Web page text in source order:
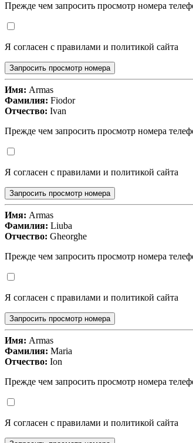
Прежде чем запросить просмотр номера
Я согласен с правилами и политикой сайта
Запросить просмотр номера
Имя: Armas
Фамилия: Fiodor
Отчество: Ivan
Прежде чем запросить просмотр номера
Я согласен с правилами и политикой сайта
Запросить просмотр номера
Имя: Armas
Фамилия: Liuba
Отчество: Gheorghe
Прежде чем запросить просмотр номера
Я согласен с правилами и политикой сайта
Запросить просмотр номера
Имя: Armas
Фамилия: Maria
Отчество: Ion
Прежде чем запросить просмотр номера
Я согласен с правилами и политикой сайта